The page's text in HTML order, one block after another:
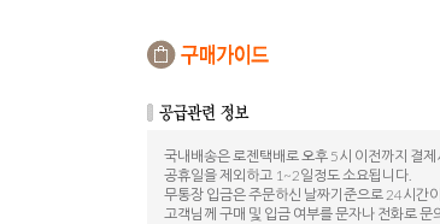
국내배송은 로젠택배로 오후 5시 이전까지 결제
공휴일을 제외하고 1~2일정도 소요됩니다.
무통장 입금은 주문하신 날짜기준으로 24시간
고객님께 구매 및 입금 여부를 문자나 전화로 문